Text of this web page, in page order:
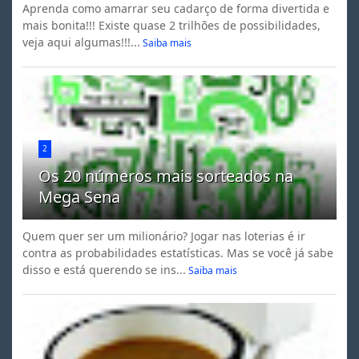
Aprenda como amarrar seu cadarço de forma divertida e
mais bonita!!! Existe quase 2 trilhões de possibilidades,
veja aqui algumas!!!... Saiba mais
2
Os 20 números mais sorteados na
Mega Sena
Quem quer ser um milionário? Jogar nas loterias é ir
contra as probabilidades estatísticas. Mas se você já sabe
disso e está querendo se ins... Saiba mais